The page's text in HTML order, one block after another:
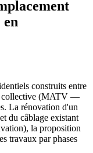
construits entre
collective (MATV —
La rénovation d'un
du câblage existant
la proposition
travaux par phases